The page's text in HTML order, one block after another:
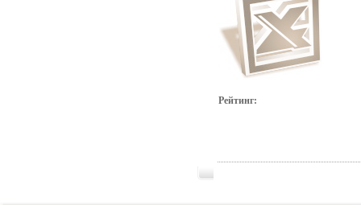
Рейтинг: